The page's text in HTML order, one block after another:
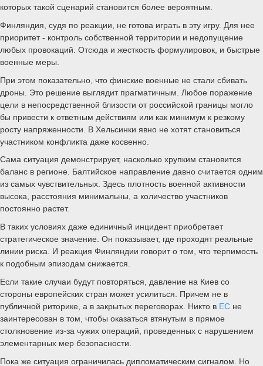
которых такой сценарий становится более вероятным.
Финляндия, судя по реакции, не готова играть в эту игру. Для нее
приоритет - контроль собственной территории и недопущение
любых провокаций. Отсюда и жесткость формулировок, и быстрые
военные меры.
При этом показательно, что финские военные не стали сбивать
дроны. Это решение выглядит прагматичным. Любое поражение
цели в непосредственной близости от российской границы могло
бы привести к ответным действиям или как минимум к резкому
росту напряженности. В Хельсинки явно не хотят становиться
участником конфликта даже косвенно.
Сама ситуация демонстрирует, насколько хрупким становится
баланс в регионе. Балтийское направление давно считается одним
из самых чувствительных. Здесь плотность военной активности
высока, расстояния минимальны, а количество участников
постоянно растет.
В таких условиях даже единичный инцидент приобретает
стратегическое значение. Он показывает, где проходят реальные
линии риска. И реакция Финляндии говорит о том, что терпимость
к подобным эпизодам снижается.
Если такие случаи будут повторяться, давление на Киев со
стороны европейских стран может усилиться. Причем не в
публичной риторике, а в закрытых переговорах. Никто в ЕС не
заинтересован в том, чтобы оказаться втянутым в прямое
столкновение из-за чужих операций, проведенных с нарушением
элементарных мер безопасности.
Пока же ситуация ограничилась дипломатическим сигналом. Но